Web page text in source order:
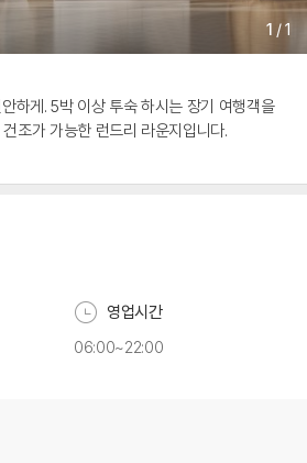
1 /1
하게. 5박 이상 투숙 하시는 장기 여행객을
조가 가능한 런드리 라운지입니다.
영업시간
06:00~22:00